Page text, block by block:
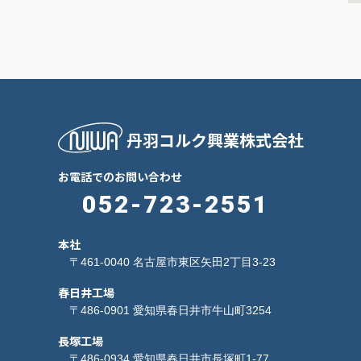
丹羽コルク興業株式会社
お電話でのお問い合わせ
052-723-2551
本社
〒461-0040 名古屋市東区矢田2丁目3-23
春日井工場
〒486-0901 愛知県春日井市牛山町3254
長塚工場
〒486-0934 愛知県春日井市長塚町1-77